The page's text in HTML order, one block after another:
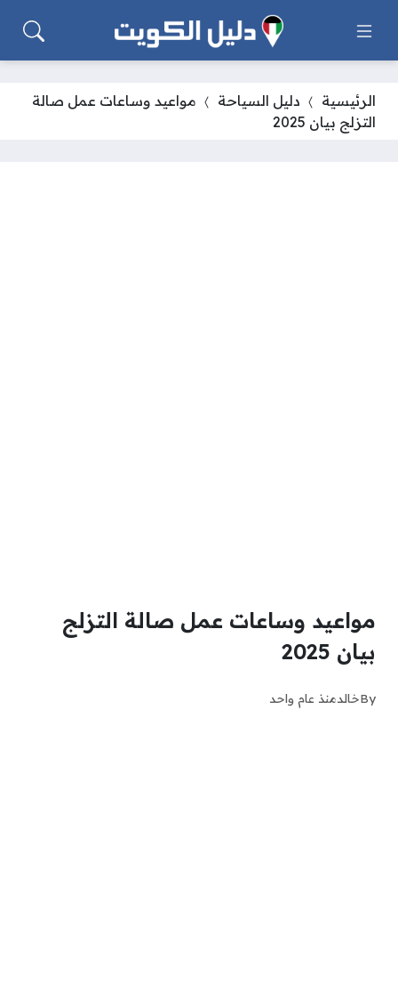
الرئيسية دليل السياحة
مواعيد وساعات عمل صالة
التزلج بيان 2025
مواعيد وساعات عمل صالة التزلج
بيان 2025
Byخالدمنذ عام واحد